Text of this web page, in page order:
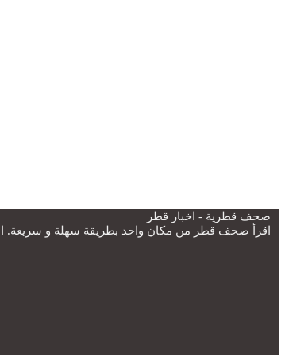
صحف قطرية - اخبار قطر
اقرأ صحف قطر من مكان واحد بطريقة سهلة و سريعة.